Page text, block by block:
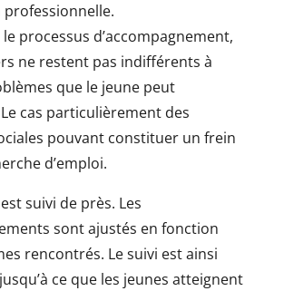
professionnelle.
processus d’accompagnement,
ne restent pas indifférents à
que le jeune peut
cas particulièrement des
pouvant constituer un frein
d’emploi.
suivi de près. Les
sont ajustés en fonction
rencontrés. Le suivi est ainsi
ce que les jeunes atteignent